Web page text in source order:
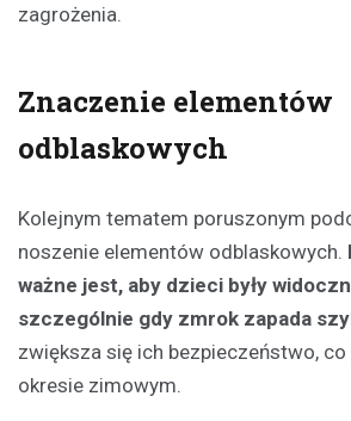
zagrożenia.
Znaczenie elementów
odblaskowych
Kolejnym tematem poruszonym
noszenie elementów odblaskowych.
ważne jest, aby dzieci były
szczególnie gdy zmrok zapada
zwiększa się ich bezpieczeństwo,
okresie zimowym.